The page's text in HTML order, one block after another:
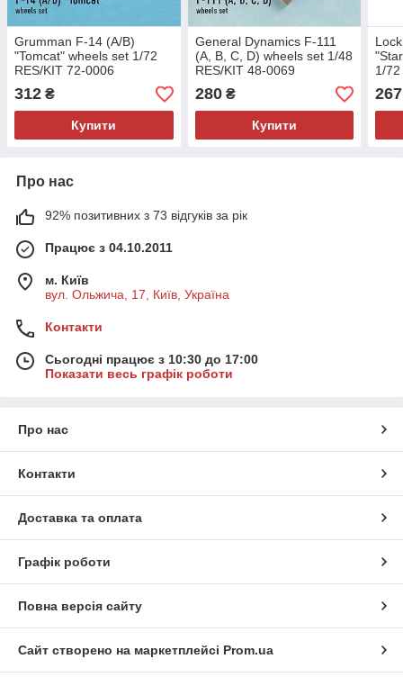
Grumman F-14 (A/B)
"Tomcat" wheels set 1/72
RES/KIT 72-0006
312 ₴
Купити
General Dynamics F-111
(A, B, C, D) wheels set 1/48
RES/KIT 48-0069
280₴
Купити
1/
267
Про нас
92% позитивних з 73 відгуків за рік
Працює з 04.10.2011
м. Київ
вул. Ольжича, 17, Київ, Україна
Контакти
Сьогодні працює з 10:30 до 17:00
Показати весь графік роботи
Про нас
Контакти
Доставка та оплата
Графік роботи
Повна версія сайту
Сайт створено на маркетплейсі Prom.ua